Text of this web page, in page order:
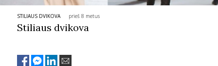
STILIAUS DVIKOVA prieš 8 metus
Stiliaus dvikova